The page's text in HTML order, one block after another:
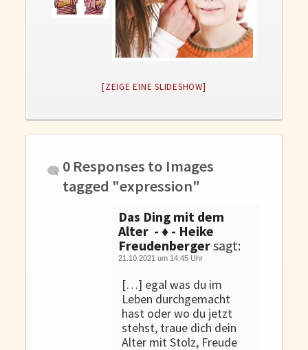
Gedanken und Gefühle
WunschLos Glücklichsein – und das ausgerechnet zu Weihnachten?
Shop
[ZEIGE EINE SLIDESHOW]
0 Responses to Images
tagged "expression"
Das Ding mit dem
Alter - ♦ - Heike
Freudenbergersagt:
21.10.2021 um 14:45 Uhr
[…] egal was du im
Leben durchgemacht
hast oder wo du jetzt
stehst, traue dich dein
Alter mit Stolz, Freude